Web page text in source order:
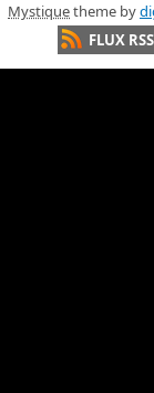
Mystiquetheme by
FLUX RSS